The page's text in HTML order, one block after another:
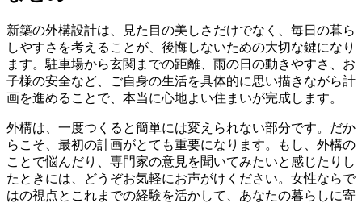
新築の外構設計は、見た目の美しさだけでなく、毎日の暮ら
しやすさを考えることが、後悔しないための大切な鍵になり
ます。駐車場から玄関までの距離、雨の日の動きやすさ、お
子様の安全など、ご自身の生活を具体的に思い描きながら計
画を進めることで、本当に心地よい住まいが完成します。
外構は、一度つくると簡単には変えられない部分です。だか
らこそ、最初の計画がとても重要になります。もし、外構の
ことで悩んだり、専門家の意見を聞いてみたいと感じたりし
たときには、どうぞお気軽にお声がけください。女性ならで
はの視点とこれまでの経験を活かして、あなたの暮らしに寄